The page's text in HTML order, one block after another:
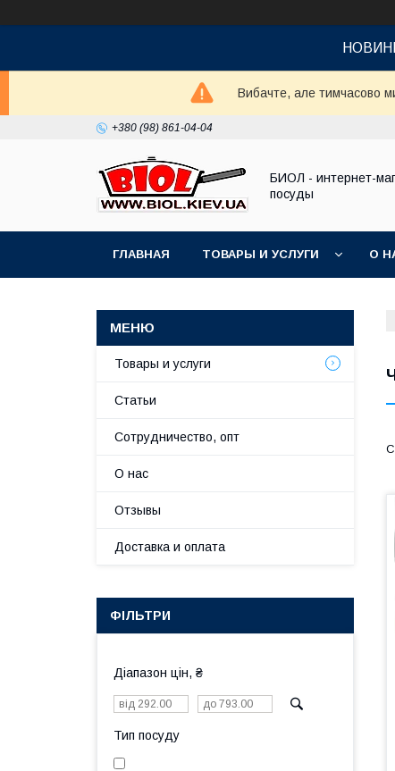
Вибачте, але тимчасово
+380 (98) 861-04-04
БИОЛ - интернет-
посуды
ГЛАВНАЯ ТОВАРЫ И УСЛУГИ О
Товары и услуги
Статьи
Сотрудничество, опт
О нас
Отзывы
Доставка и оплата
ФІЛЬТРИ
Діапазон цін, ₴
Тип посуду